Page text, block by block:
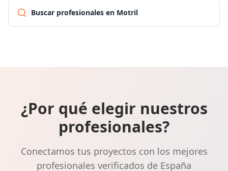
Buscar profesionales en Motril
¿Por qué elegir nuestros
profesionales?
Conectamos tus proyectos con los mejores
profesionales verificados de España